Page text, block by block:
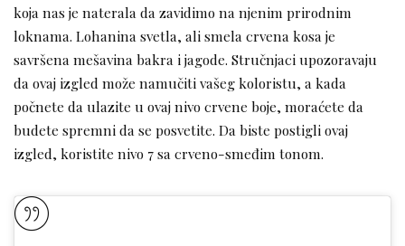
koja nas je naterala da zavidimo na njenim prirodnim
loknama. Lohanina svetla, ali smela crvena kosa je
savršena mešavina bakra i jagode. Stručnjaci upozoravaju
da ovaj izgled može namučiti vašeg koloristu, a kada
počnete da ulazite u ovaj nivo crvene boje, moraćete da
budete spremni da se posvetite. Da biste postigli ovaj
izgled, koristite nivo 7 sa crveno-smeđim tonom.